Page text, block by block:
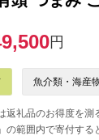
円
魚介類・海産
返礼品のお得度を測
の範囲内で寄付する